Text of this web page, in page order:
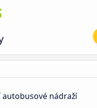
nádraží